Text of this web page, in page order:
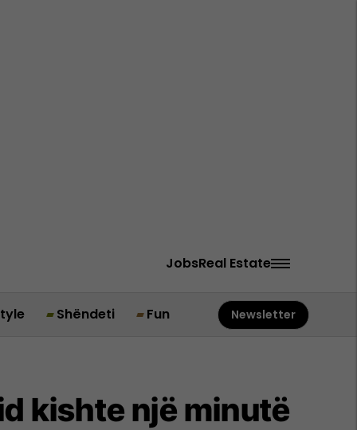
JobsReal Estate
Shëndeti Fun Newsletter
kishte një minutë